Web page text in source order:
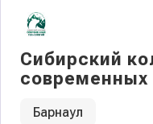
Сибирский
современных
Барнаул